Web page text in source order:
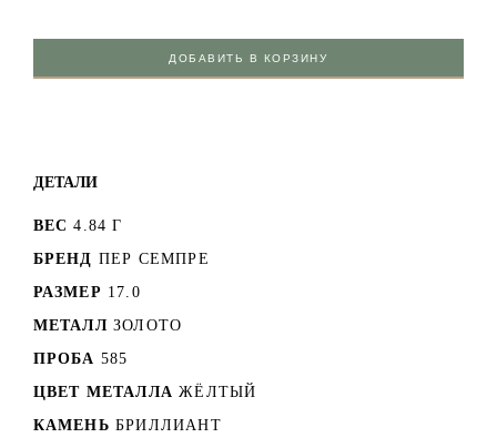
ДОБАВИТЬ В КОРЗИНУ
ДЕТАЛИ
ВЕС 4.84 Г
БРЕНД ПЕР СЕМПРЕ
РАЗМЕР 17.0
МЕТАЛЛ ЗОЛОТО
ПРОБА 585
ЦВЕТ МЕТАЛЛА ЖЁЛТЫЙ
КАМЕНЬ БРИЛЛИАНТ